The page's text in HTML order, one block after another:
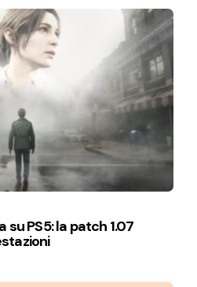
su PS5: la patch 1.07